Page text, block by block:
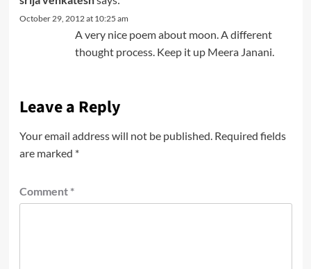
October 29, 2012 at 10:25 am
A very nice poem about moon. A different
thought process. Keep it up Meera Janani.
Leave a Reply
Your email address will not be published. Required fields
are marked *
Comment *